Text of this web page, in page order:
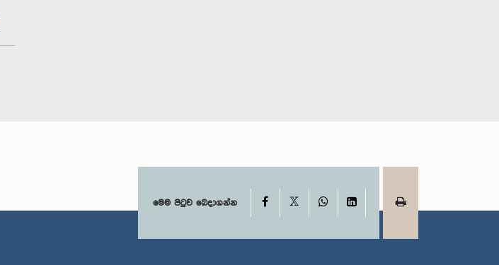
මෙම පිටුව බෙදාගන්න Facebook WhatsAppLinkedIn